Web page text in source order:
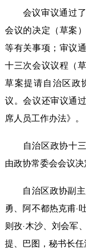
会议审议通过了
会议的决定（草案
等有关事项；审议
十三次会议议程（
草案提请自治区政
议。会议还审议通
席人员工作办法》。
自治区政协十三
由政协常委会会议决
自治区政协副主
勇、阿不都热克甫·
则孜·木沙、刘会军
提、巴图，秘书长任